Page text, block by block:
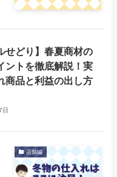
せどり】春夏商材の
ントを徹底解説！実
商品と利益の出し方
日
店舗編